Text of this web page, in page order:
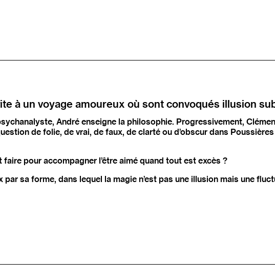
à un voyage amoureux où sont convoqués illusion
André enseigne la philosophie. Progressivement,
de folie, de vrai, de faux, de clarté ou d’obscur dans
pour accompagner l’être aimé quand tout est excès ?
sa forme, dans lequel la magie n’est pas une illusion mais une